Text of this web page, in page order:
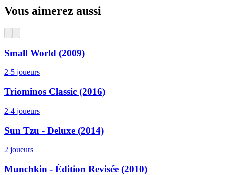
Vous aimerez aussi
Small World (2009)
2-5 joueurs
Triominos Classic (2016)
2-4 joueurs
Sun Tzu - Deluxe (2014)
2 joueurs
Munchkin - Édition Revisée (2010)